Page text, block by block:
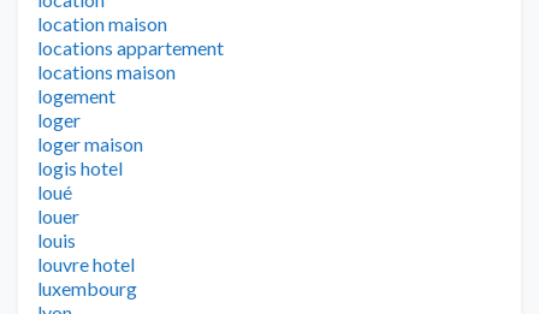
location maison
locations appartement
locations maison
logement
loger
loger maison
logis hotel
loué
louer
louis
louvre hotel
luxembourg